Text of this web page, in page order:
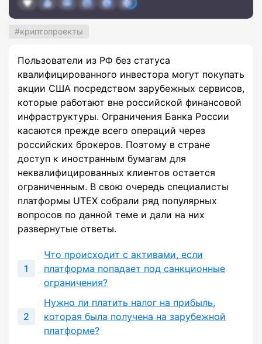
криптопроекты
Пользователи из РФ без статуса
квалифицированного инвестора могут покупать
акции США посредством зарубежных сервисов,
которые работают вне российской финансовой
инфраструктуры. Ограничения Банка России
касаются прежде всего операций через
российских брокеров. Поэтому в стране
доступ к иностранным бумагам для
неквалифицированных клиентов остается
ограниченным. В свою очередь специалисты
платформы UTEX собрали ряд популярных
вопросов по данной теме и дали на них
развернутые ответы.
Что происходит с активами, если
платформа попадает под санкционные
ограничения?
Нужно ли платить налог на прибыль,
которая была получена на зарубежной
платформе?